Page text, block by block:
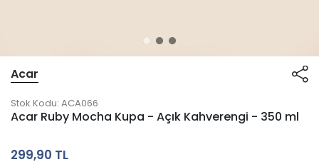
Acar
Stok Kodu: ACA066
Acar Ruby Mocha Kupa - Açık Kahverengi - 350 ml
299,90 TL